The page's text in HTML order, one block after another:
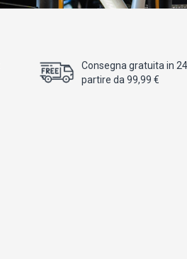
Consegna gratuita in
partire da 99,99 €